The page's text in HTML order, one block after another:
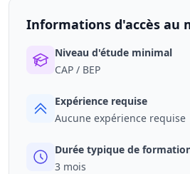
Informations d'accès au
Niveau d'étude minimal
CAP / BEP
Expérience requise
Aucune expérience requise
Durée typique de
3 mois